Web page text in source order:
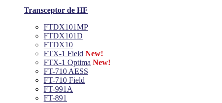
Transceptor de HF
FTDX101MP
FTDX101D
FTDX10
FTX-1 Field New!
FTX-1 Optima New!
FT-710 AESS
FT-710 Field
FT-991A
FT-891